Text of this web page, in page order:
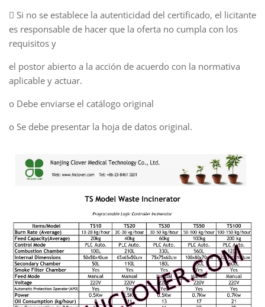
 Si no se establece la autenticidad del certificado, el licitante
es responsable de hacer que la oferta no cumpla con los
requisitos y
el postor abierto a la acción de acuerdo con la normativa
aplicable y actuar.
o Debe enviarse el catálogo original
o Se debe presentar la hoja de datos original.